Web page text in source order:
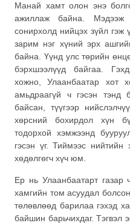
Манай хамт олон энэ
ажиллаж байна.
сонирхолд нийцэх зүйл гэж
зарим нэг хүний эрх
байна. Үүнд улс төрийн
бэрхшээлүүд байгаа.
хожно, Улаанбаатар хот
амьдраагүй ч гэсэн тэнд
байсан, түүгээр
хөрсний бохирдол хүн
тодорхой хэмжээнд
гэсэн үг. Тиймээс
хөдөлгөгч хүч юм.
Ер нь Улаанбаатарт газар
хамгийн том асуудал
төлөвлөөд барилаа гэхэд
байшин барьчихдаг. Тэгвэл